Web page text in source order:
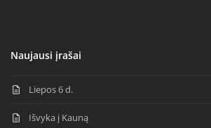
Naujausi įrašai
Liepos 6 d.
Išvyka į Kauną